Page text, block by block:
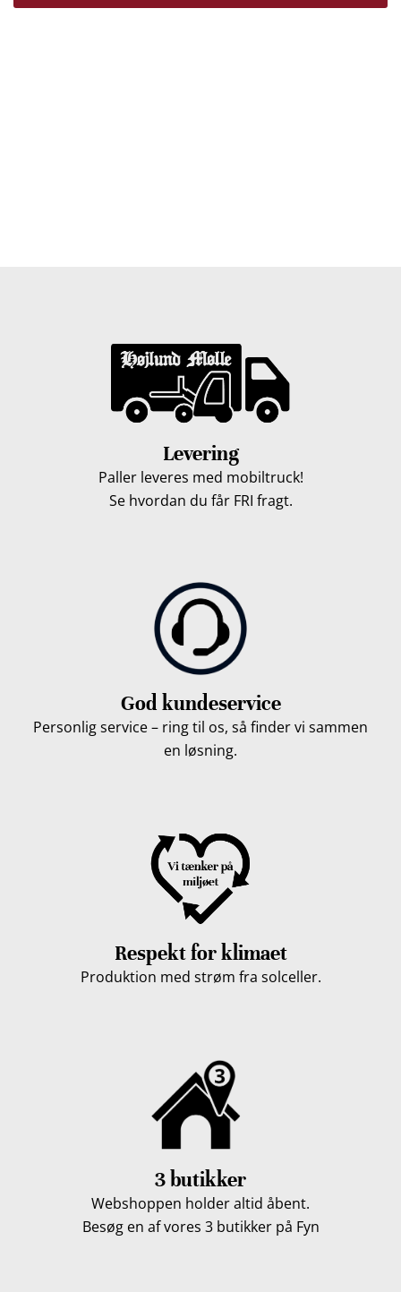
Levering
Paller leveres med mobiltruck!
Se hvordan du får FRI fragt.
God kundeservice
Personlig service – ring til os, så finder vi sammen
en løsning.
Respekt for klimaet
Produktion med strøm fra solceller.
3 butikker
Webshoppen holder altid åbent.
Besøg en af vores 3 butikker på Fyn